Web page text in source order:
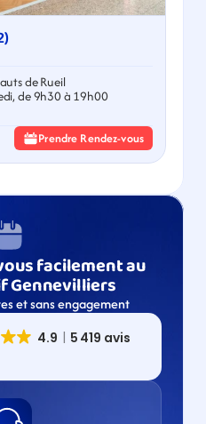
de Rueil
de 9h30 à 19h00
Prendre Rendez-vous
facilement au
Gennevilliers
et sans engagement